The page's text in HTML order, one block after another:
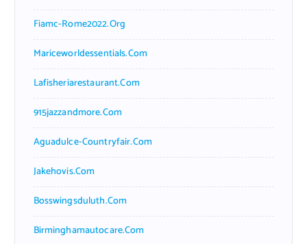
Fiamc-Rome2022.org
Mariceworldessentials.com
Lafisheriarestaurant.com
915jazzandmore.com
Aguadulce-Countryfair.com
Jakehovis.com
Bosswingsduluth.com
Birminghamautocare.com